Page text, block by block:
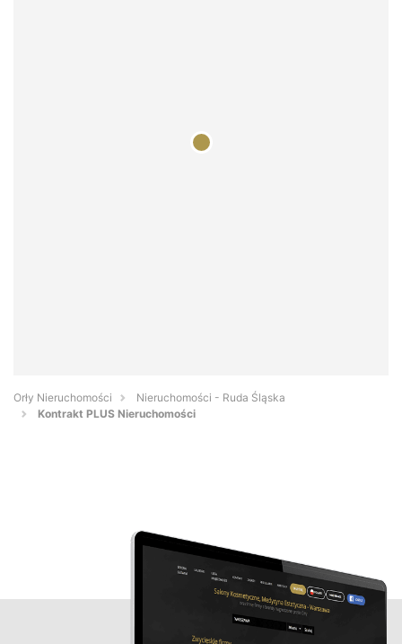
Orły Nieruchomości
Nieruchomości - Ruda Śląska
Kontrakt PLUS Nieruchomości